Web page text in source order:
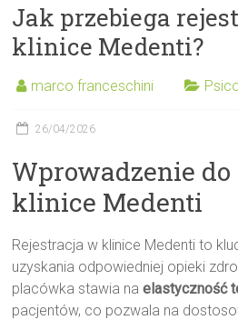
Jak przebiega
klinice Medenti?
marco franceschini
26/04/2026
Wprowadzenie
klinice Medenti
Rejestracja w klinice Medenti to
uzyskania odpowiedniej opieki
placówka stawia naelastyczność
pacjentów, co pozwala na